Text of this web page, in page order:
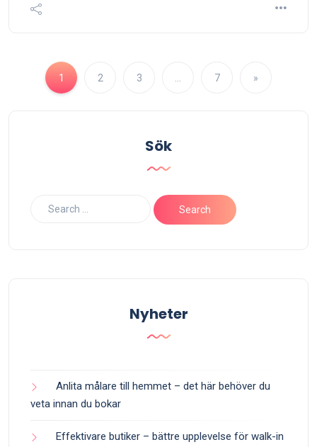
1 2 3 7 »
Sök
Nyheter
Anlita målare till hemmet – det här behöver du
veta innan du bokar
Effektivare butiker – bättre upplevelse för walk-in